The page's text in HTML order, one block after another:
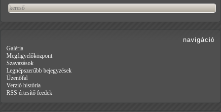
navigáció
Galéria
Megfigyelőközpont
Szavazások
Legnépszerűbb bejegyzések
Üzenőfal
Verzió história
RSS értesítő feedek